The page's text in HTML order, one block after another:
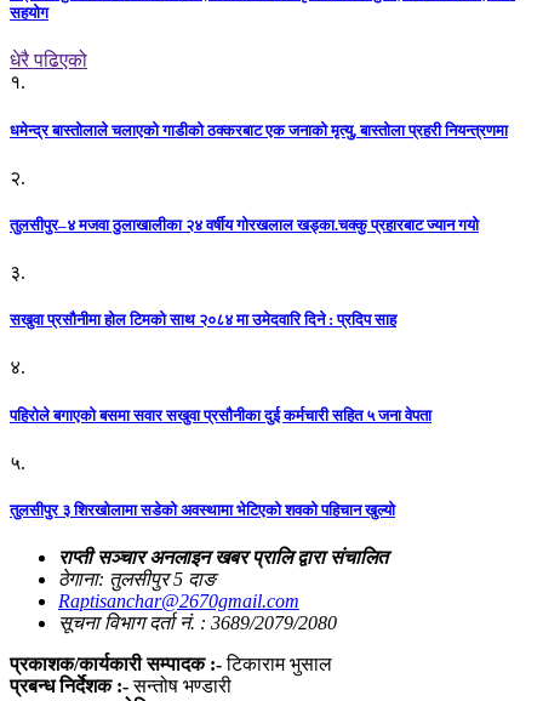
सहयोग
धेरै पढिएको
१.
धमेन्द्र बास्तोलाले चलाएको गाडीको ठक्करबाट एक जनाको मृत्यु, बास्तोला प्रहरी नियन्त्रणमा
२.
तुलसीपुर–४ मजवा ठुलाखालीका २४ वर्षीय गोरखलाल खड्का.चक्कु प्रहारबाट ज्यान गयो
३.
सखुवा प्रसौनीमा होल टिमको साथ २०८४ मा उमेदवारि दिने : प्रदिप साह
४.
पहिराेले बगाएकाे बसमा सवार सखुवा प्रसाैनीका दुई कर्मचारी सहित ५ जना वेपता
५.
तुलसीपुर ३ शिरखोलामा सडेको अवस्थामा भेटिएको शवको पहिचान खुल्यो
राप्ती सञ्चार अनलाइन खबर प्रालि द्वारा संचालित
ठेगाना: तुलसीपुर 5 दाङ
Raptisanchar@2670gmail.com
सूचना विभाग दर्ता नं. : 3689/2079/2080
प्रकाशक/कार्यकारी सम्पादक :-टिकाराम भुसाल
प्रबन्ध निर्देशक :-सन्तोष भण्डारी